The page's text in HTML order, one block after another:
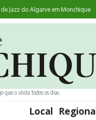
do Algarve em Monchique
que o visita todos os dias
Local